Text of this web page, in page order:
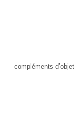
compléments